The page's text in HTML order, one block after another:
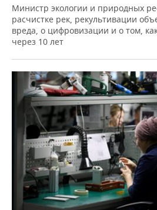
Министр экологии и природных
расчистке рек, рекультивации
вреда, о цифровизации и о том,
через 10 лет